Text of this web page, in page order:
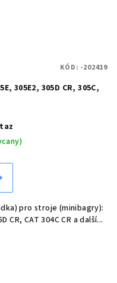
305E2, 305D CR, 305C,
pro stroje (minibagry):
CR, CAT 304C CR a další...
KÓD: -202419